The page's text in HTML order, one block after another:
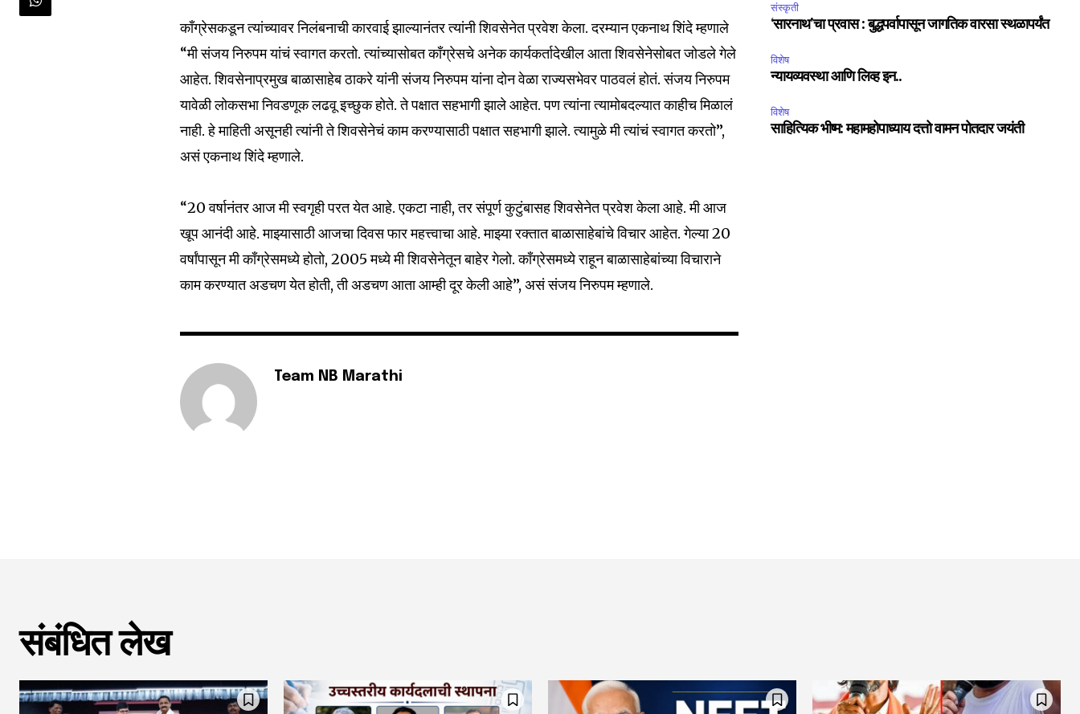
won't spam your inbox. Your information is safe with us.
Privacy Policy
6,300 32,111 75
काँग्रेसकडून त्यांच्यावर निलंबनाची कारवाई झाल्यानंतर त्यांनी शिवसेनेत प्रवेश केला. दरम्यान एकनाथ शिंदे म्हणाले
“मी संजय निरुपम यांचं स्वागत करतो. त्यांच्यासोबत काँग्रेसचे अनेक कार्यकर्तादेखील आता शिवसेनेसोबत जोडले गेले
आहेत. शिवसेनाप्रमुख बाळासाहेब ठाकरे यांनी संजय निरुपम यांना दोन वेळा राज्यसभेवर पाठवलं होतं. संजय निरुपम
यावेळी लोकसभा निवडणूक लढवू इच्छुक होते. ते पक्षात सहभागी झाले आहेत. पण त्यांना त्यामोबदल्यात काहीच मिळालं
नाही. हे माहिती असूनही त्यांनी ते शिवसेनेचं काम करण्यासाठी पक्षात सहभागी झाले. त्यामुळे मी त्यांचं स्वागत करतो”,
असं एकनाथ शिंदे म्हणाले.
“20 वर्षानंतर आज मी स्वगृही परत येत आहे. एकटा नाही, तर संपूर्ण कुटुंबासह शिवसेनेत प्रवेश केला आहे. मी आज
खूप आनंदी आहे. माझ्यासाठी आजचा दिवस फार महत्त्वाचा आहे. माझ्या रक्तात बाळासाहेबांचे विचार आहेत. गेल्या 20
वर्षांपासून मी काँग्रेसमध्ये होतो, 2005 मध्ये मी शिवसेनेतून बाहेर गेलो. काँग्रेसमध्ये राहून बाळासाहेबांच्या विचाराने
काम करण्यात अडचण येत होती, ती अडचण आता आम्ही दूर केली आहे”, असं संजय निरुपम म्हणाले.
Team NB Marathi
संस्कृती
‘सारनाथ’चा प्रवास : बुद्धपर्वापासून जागतिक वारसा स्थळापर्यंत
विशेष
न्यायव्यवस्था आणि लिव्ह इन..
विशेष
साहित्यिक भीष्म: महामहोपाध्याय दत्तो वामन पोतदार जयंती
संबंधित लेख